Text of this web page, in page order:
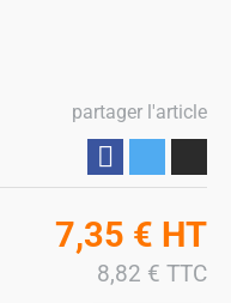
partager l'article
7,35 € HT
8,82 € TTC